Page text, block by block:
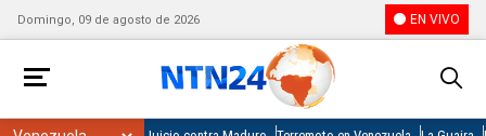
Domingo, 09 de agosto de 2026 EN VIVO